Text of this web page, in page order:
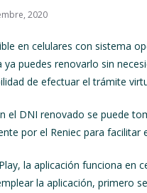
2020
en celulares con sistema
ya puedes renovarlo sin
de efectuar el trámite
el DNI renovado se puede
por el Reniec para
la aplicación funciona en
la aplicación, primero